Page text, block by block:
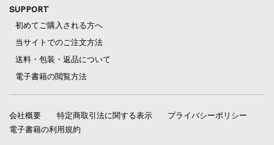
SUPPORT
初めてご購入される方へ
当サイトでのご注文方法
送料・包装・返品について
電子書籍の閲覧方法
会社概要 特定商取引法に関する表示
プライバシーポリシー
電子書籍の利用規約